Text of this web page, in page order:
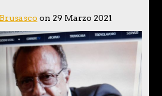
on 29 Marzo 2021